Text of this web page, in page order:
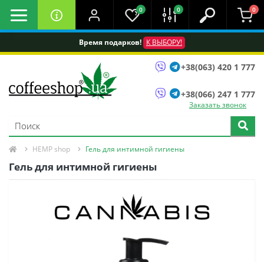
Время подарков! К ВЫБОРУ!
0 0 0
+38(063) 420 1 777
+38(066) 247 1 777
Заказать звонок
HEMP shop Гель для интимной гигиены
Гель для интимной гигиены